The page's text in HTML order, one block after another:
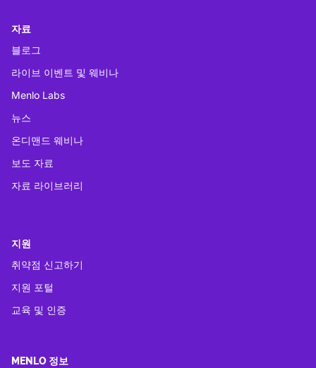
자료
블로그
라이브 이벤트 및 웨비나
Menlo Labs
뉴스
온디맨드 웨비나
보도 자료
자료 라이브러리
지원
취약점 신고하기
지원 포털
교육 및 인증
MENLO 정보